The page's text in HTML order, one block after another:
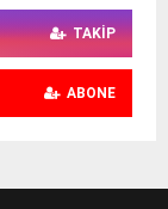
TAKIP
ABONE